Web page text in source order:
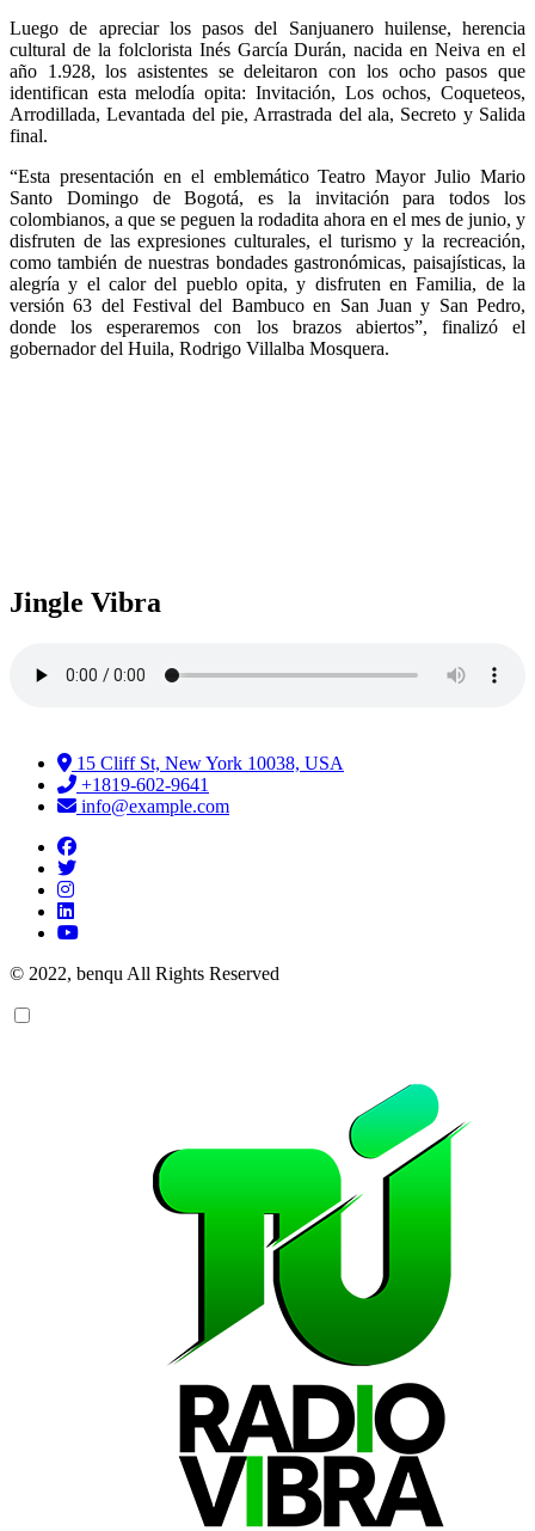
Luego de apreciar los pasos del Sanjuanero huilense, herencia
cultural de la folclorista Inés García Durán, nacida en Neiva en el
año 1.928, los asistentes se deleitaron con los ocho pasos que
identifican esta melodía opita: Invitación, Los ochos, Coqueteos,
Arrodillada, Levantada del pie, Arrastrada del ala, Secreto y Salida
final.
“Esta presentación en el emblemático Teatro Mayor Julio Mario
Santo Domingo de Bogotá, es la invitación para todos los
colombianos, a que se peguen la rodadita ahora en el mes de junio, y
disfruten de las expresiones culturales, el turismo y la recreación,
como también de nuestras bondades gastronómicas, paisajísticas, la
alegría y el calor del pueblo opita, y disfruten en Familia, de la
versión 63 del Festival del Bambuco en San Juan y San Pedro,
donde los esperaremos con los brazos abiertos”, finalizó el
gobernador del Huila, Rodrigo Villalba Mosquera.
Jingle Vibra
15 Cliff St, New York 10038, USA
+1819-602-9641
info@example.com
© 2022, benqu All Rights Reserved